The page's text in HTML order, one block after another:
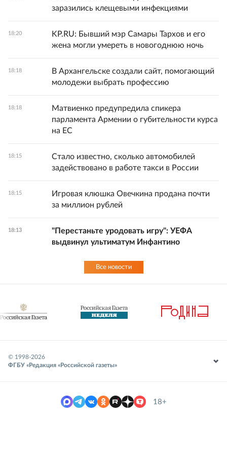
заразились клещевыми инфекциями
18:20
KP.RU: Бывший мэр Самары Тархов и его
жена могли умереть в новогоднюю ночь
18:18
В Архангельске создали сайт, помогающий
молодежи выбрать профессию
18:18
Матвиенко предупредила спикера
парламента Армении о губительности курса
на ЕС
18:15
Стало известно, сколько автомобилей
задействовано в работе такси в России
18:15
Игровая клюшка Овечкина продана почти
за миллион рублей
18:13
"Перестаньте уродовать игру": УЕФА
выдвинул ультиматум Инфантино
Все новости
© 1998-2026
ФГБУ «Редакция «Российской газеты»
18+